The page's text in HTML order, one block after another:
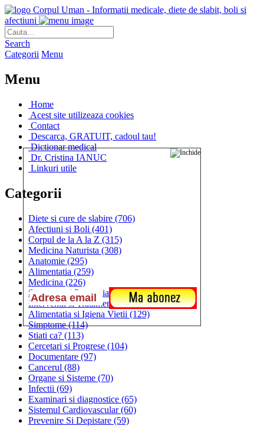
Corpul Uman - Informatii medicale, diete de slabit, boli si
afectiuni
Search
Categorii Menu
Menu
Home
Acest site utilizeaza cookies
Contact
Descarca, GRATUIT, cadoul tau!
Dictionar medical
Dr. Cristina IANUC
Linkuri utile
Categorii
Diete si cure de slabire (706)
Afectiuni si Boli (401)
Corpul de la A la Z (315)
Medicina Naturista (308)
Anatomie (295)
Alimentatia (259)
Medicina (226)
Sanatatea si Preventia(170)
Interventii si Tratamente(167)
Alimentatia si Igiena Vietii (129)
Simptome(114)
Stiati ca? (113)
Cercetari si Progrese (104)
Documentare (97)
Cancerul (88)
Organe si Sisteme (70)
Infectii (69)
Examinari si diagnostice (65)
Sistemul Cardiovascular(60)
Prevenire Si Depistare (59)